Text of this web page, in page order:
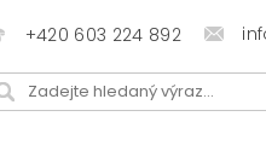
+420 603 224 892